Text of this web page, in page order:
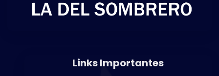
Links Importantes